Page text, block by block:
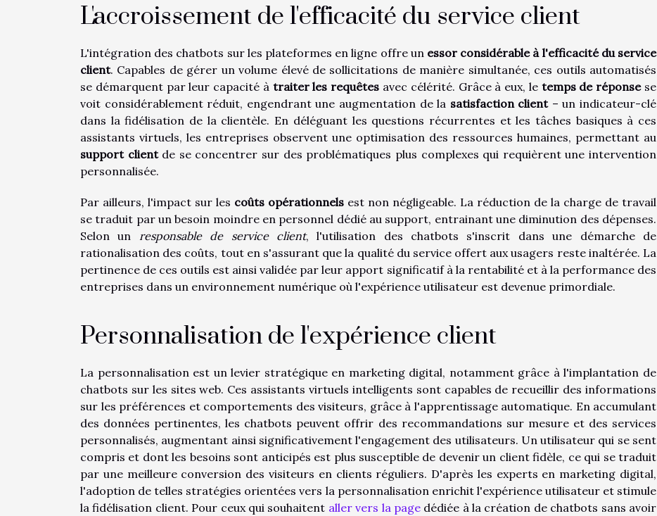
L'accroissement de l'efficacité du service client
L'intégration des chatbots sur les plateformes en ligne offre un essor considérable à l'efficacité du service
client. Capables de gérer un volume élevé de sollicitations de manière simultanée, ces outils automatisés
se démarquent par leur capacité à traiter les requêtes avec célérité. Grâce à eux, le temps de réponsese
voit considérablement réduit, engendrant une augmentation de la satisfaction client– un indicateur-clé
dans la fidélisation de la clientèle. En déléguant les questions récurrentes et les tâches basiques à ces
assistants virtuels, les entreprises observent une optimisation des ressources humaines, permettant au
support clientde se concentrer sur des problématiques plus complexes qui requièrent une intervention
personnalisée.
Par ailleurs, l'impact sur les coûts opérationnels est non négligeable. La réduction de la charge de travail
se traduit par un besoin moindre en personnel dédié au support, entrainant une diminution des dépenses.
Selon un
responsable de service client, l'utilisation des chatbots s'inscrit dans une démarche de
rationalisation des coûts, tout en s'assurant que la qualité du service offert aux usagers reste inaltérée. La
pertinence de ces outils est ainsi validée par leur apport significatif à la rentabilité et à la performance des
entreprises dans un environnement numérique où l'expérience utilisateur est devenue primordiale.
Personnalisation de l'expérience client
La personnalisation est un levier stratégique en marketing digital, notamment grâce à l'implantation de
chatbots sur les sites web. Ces assistants virtuels intelligents sont capables de recueillir des informations
sur les préférences et comportements des visiteurs, grâce à l'apprentissage automatique. En accumulant
des données pertinentes, les chatbots peuvent offrir des recommandations sur mesure et des services
personnalisés, augmentant ainsi significativement l'engagement des utilisateurs. Un utilisateur qui se sent
compris et dont les besoins sont anticipés est plus susceptible de devenir un client fidèle, ce qui se traduit
par une meilleure conversion des visiteurs en clients réguliers. D'après les experts en marketing digital,
l'adoption de telles stratégies orientées vers la personnalisation enrichit l'expérience utilisateur et stimule
la fidélisation client. Pour ceux qui souhaitent aller vers la pagedédiée à la création de chatbots sans avoir